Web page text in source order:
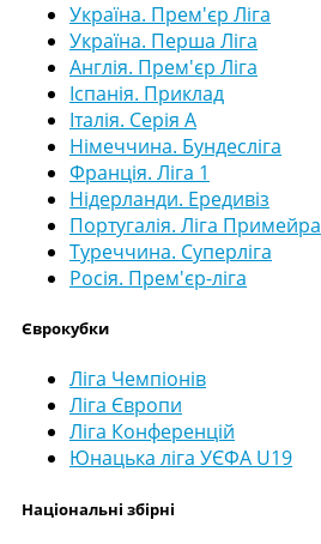
Україна. Прем'єр Ліга
Україна. Перша Ліга
Англія. Прем'єр Ліга
Іспанія. Приклад
Італія. Серія А
Німеччина. Бундесліга
Франція. Ліга 1
Нідерланди. Ередивіз
Португалія. Ліга Примейра
Туреччина. Суперліга
Росія. Прем'єр-ліга
Єврокубки
Ліга Чемпіонів
Ліга Європи
Ліга Конференцій
Юнацька ліга УЄФА U19
Національні збірні